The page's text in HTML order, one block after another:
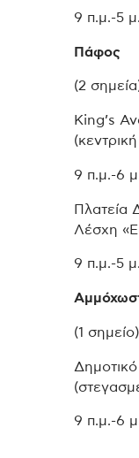
9 π.μ.-5
Πάφος
(2
King’s
9 π.μ.-6
Πλατεία
Λέσχη
9 π.μ.-5
(1 σημείο)
9 π.μ.-6